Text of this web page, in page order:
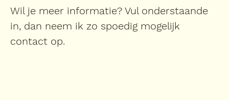
Wil je meer informatie? Vul onderstaande
in, dan neem ik zo spoedig mogelijk
contact op.